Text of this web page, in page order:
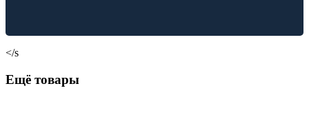
</s
Ещё товары